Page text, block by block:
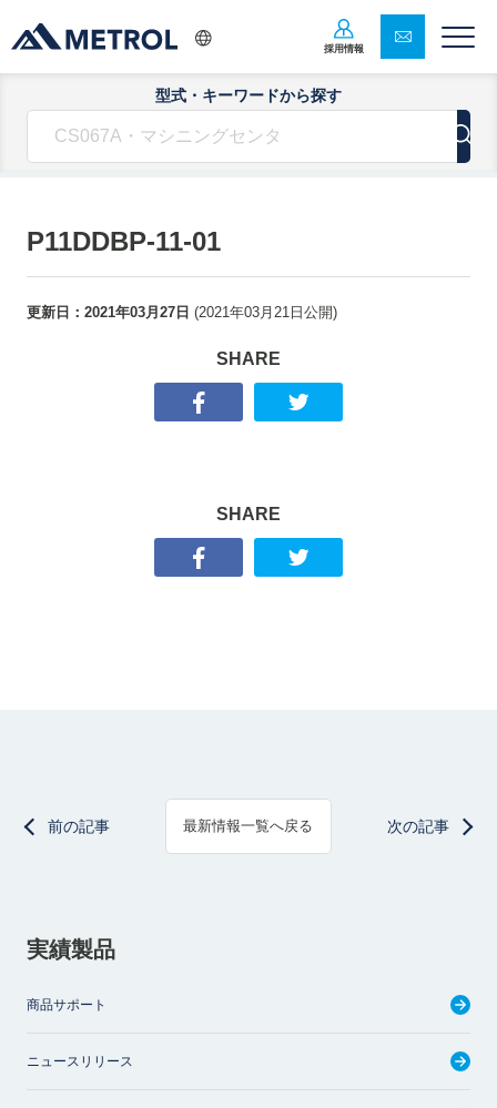
採用情報
型式・キーワードから探す
P11DDBP-11-01
更新日： 2021年03月27日 (2021年03月21日 公開)
SHARE
SHARE
前の記事 最新情報一覧へ戻る 次の記事
実績製品
商品サポート
ニュースリリース